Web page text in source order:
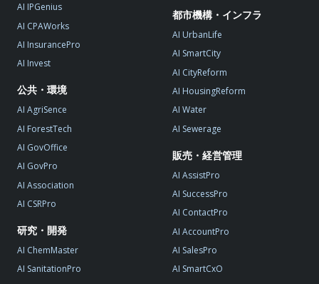
AI IPGenius
AI CPAWorks
AI InsurancePro
AI Invest
公共・環境
AI AgriSence
AI ForestTech
AI GovOffice
AI GovPro
AI Association
AI CSRPro
研究・開発
AI ChemMaster
AI SanitationPro
都市機構・インフラ
AI UrbanLife
AI SmartCity
AI CityReform
AI HousingReform
AI Water
AI Sewerage
販売・経営管理
AI AssistPro
AI SuccessPro
AI ContactPro
AI AccountPro
AI SalesPro
AI SmartCxO